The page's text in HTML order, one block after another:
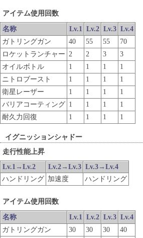
アイテム使用回数
名称 Lv.1 Lv.2 Lv.3 Lv.4
ガトリングガン
40 55 55
70
ロケットランチャー 2 2 3
3
オイルボトル
1 1 1
1
ニトロブースト
1 1 1
1
衛星レーザー
1 1 1
1
バリアコーティング 1 1 1
1
耐久力回復
1 1 1 1
イグニッションシャドー
走行性能上昇
Lv.1→Lv.2
Lv.2→Lv.3 Lv.3→Lv.4
ハンドリング 加速度 ハンドリング
アイテム使用回数
名称 Lv.1 Lv.2 Lv.3 Lv.4
ガトリングガン
30 30 30
40